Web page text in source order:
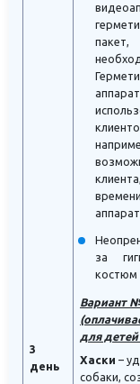
3
день
за
костюм
Вариант
для
Хаски –
собаки,